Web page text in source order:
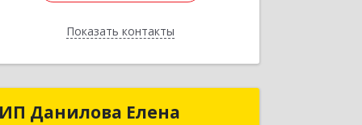
Показать контакты
Назад
ИП Данилова Елена
ИП Данилова Елена